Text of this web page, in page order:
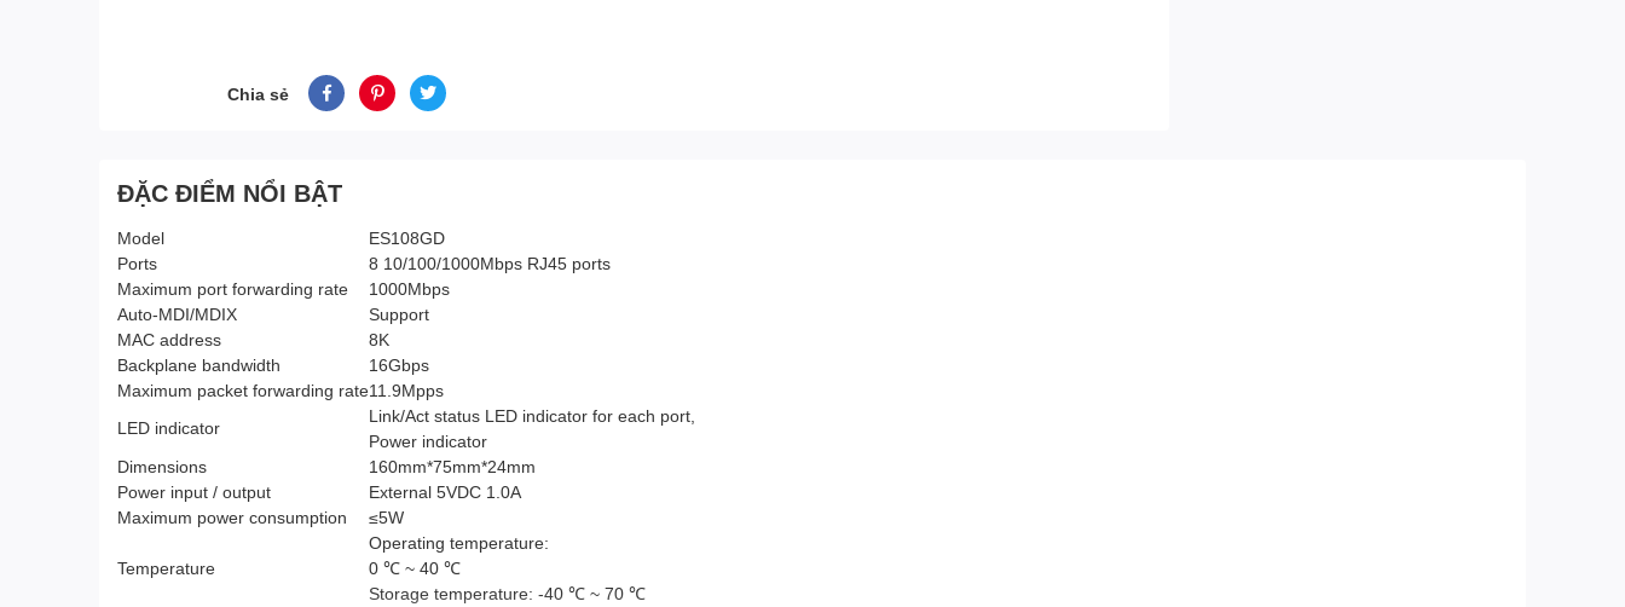
Chia sẻ
ĐẶC ĐIỂM NỔI BẬT
Model
ES108GD
Ports
8 10/100/1000Mbps RJ45 ports
Maximum port forwarding rate
1000Mbps
Auto-MDI/MDIX
Support
MAC address
8K
Backplane bandwidth
16Gbps
Maximum packet forwarding rate11.9Mpps
LED indicator
Link/Act status LED indicator for each port,
Power indicator
Dimensions
160mm*75mm*24mm
Power input / output
External 5VDC 1.0A
Maximum power consumption
≤5W
Temperature
Operating temperature:
0 ℃ ~ 40 ℃
Storage temperature: -40 ℃ ~ 70 ℃